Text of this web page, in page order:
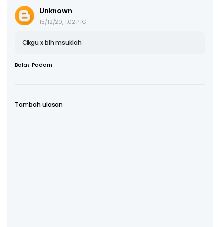
Unknown
15/12/20, 1:02 PTG
Cikgu x blh msuklah
Balas Padam
Tambah ulasan